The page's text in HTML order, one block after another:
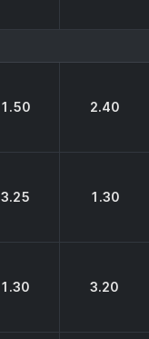
1.50 2.40
3.25 1.30
1.30 3.20